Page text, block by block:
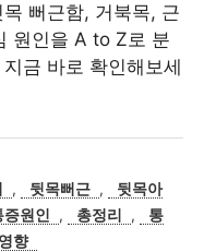
뻐근함, 거북목, 근
원인을 A to Z로 분
금 바로 확인해보세
, 뒷목뻐근 ,
뒷목아
원인 , 총정리 ,
통
향